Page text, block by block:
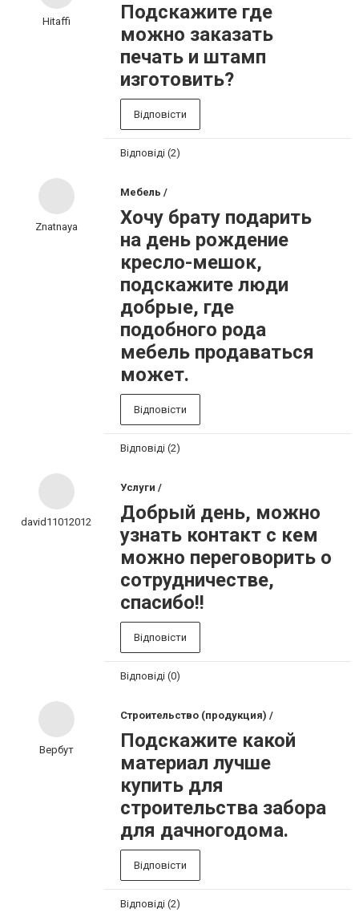
Hitaffi
Подскажите где
можно заказать
печать и штамп
изготовить?
Відповісти
Відповіді (2)
Znatnaya
Мебель /
Хочу брату подарить
на день рождение
кресло-мешок,
подскажите люди
добрые, где
подобного рода
мебель продаваться
может.
Відповісти
Відповіді (2)
david11012012
Услуги /
Добрый день, можно
узнать контакт с кем
можно переговорить о
сотрудничестве,
спасибо!!
Відповісти
Відповіді (0)
Вербут
Строительство (продукция) /
Подскажите какой
материал лучше
купить для
строительства забора
для дачногодома.
Відповісти
Відповіді (2)